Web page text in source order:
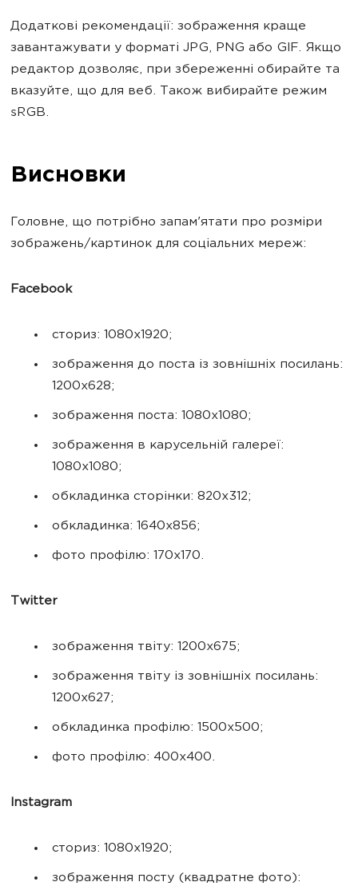
Додаткові рекомендації: зображення краще
завантажувати у форматі JPG, PNG або GIF. Якщо
редактор дозволяє, при збереженні обирайте та
вказуйте, що для веб. Також вибирайте режим
sRGB.
Висновки
Головне, що потрібно запам'ятати про розміри
зображень/картинок для соціальних мереж:
Facebook
сториз: 1080х1920;
зображення до поста із зовнішніх посилань:
1200х628;
зображення поста: 1080х1080;
зображення в карусельній галереї:
1080х1080;
обкладинка сторінки: 820х312;
обкладинка: 1640х856;
фото профілю: 170х170.
Twitter
зображення твіту: 1200х675;
зображення твіту із зовнішніх посилань:
1200х627;
обкладинка профілю: 1500х500;
фото профілю: 400х400.
Instagram
сториз: 1080х1920;
зображення посту (квадратне фото):